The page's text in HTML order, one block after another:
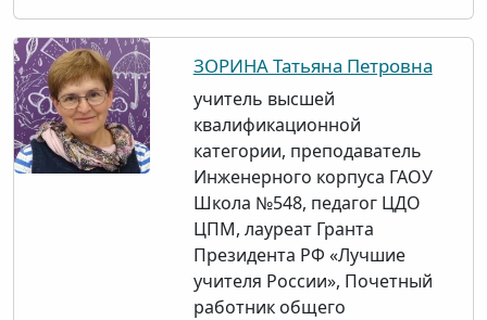
ЗОРИНА Татьяна Петровна
учитель высшей
квалификационной
категории, преподаватель
Инженерного корпуса ГАОУ
Школа №548, педагог ЦДО
ЦПМ, лауреат Гранта
Президента РФ «Лучшие
учителя России», Почетный
работник общего